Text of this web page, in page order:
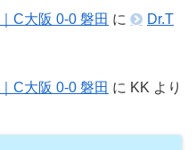
C大阪 0-0 磐田 に
Dr.T
C大阪 0-0 磐田 に KK より